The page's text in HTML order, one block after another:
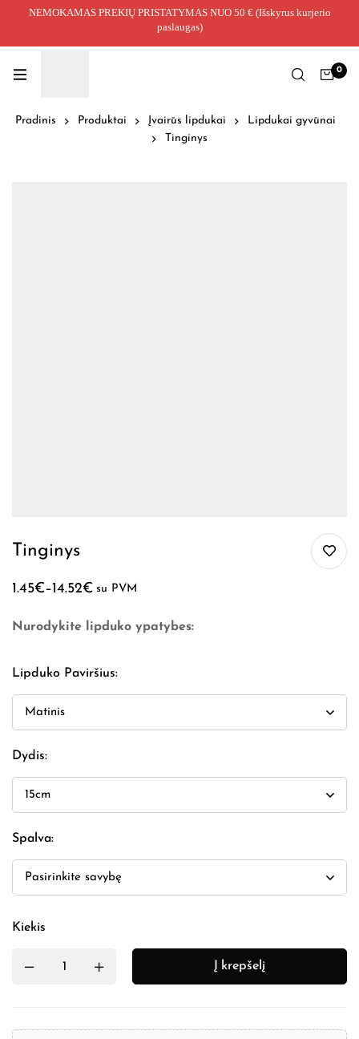
NEMOKAMAS PREKIŲ PRISTATYMAS NUO 50 € (Išskyrus kurjerio
paslaugas)
0
Pradinis Produktai Įvairūs lipdukai
Lipdukai gyvūnai
Tinginys
Tinginys
1.45€–14.52€ su PVM
Nurodykite lipduko ypatybes:
Lipduko Paviršius:
Dydis:
Spalva:
Kiekis
Į krepšelį